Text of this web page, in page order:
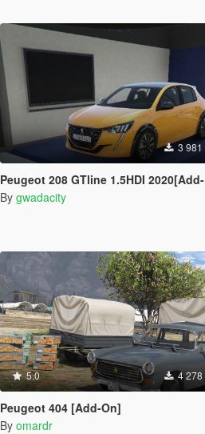
3 981
Peugeot 208 GTline 1.5HDI 2020[Add-On /]
By gwadacity
5.0 4 278
Peugeot 404 [Add-On]
By omardr